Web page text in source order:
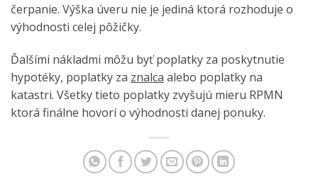
čerpanie. Výška úveru nie je jediná ktorá rozhoduje o
výhodnosti celej pôžičky.
Ďalšími nákladmi môžu byť poplatky za poskytnutie
hypotéky, poplatky za znalca alebo poplatky na
katastri. Všetky tieto poplatky zvyšujú mieru RPMN
ktorá finálne hovorí o výhodnosti danej ponuky.